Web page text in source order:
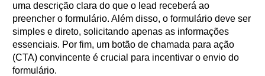
uma descrição clara do que o lead receberá ao
preencher o formulário. Além disso, o formulário deve ser
simples e direto, solicitando apenas as informações
essenciais. Por fim, um botão de chamada para ação
(CTA) convincente é crucial para incentivar o envio do
formulário.